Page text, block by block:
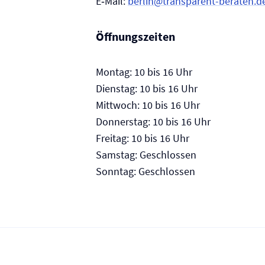
Öffnungszeiten
Montag: 10 bis 16 Uhr
Dienstag: 10 bis 16 Uhr
Mittwoch: 10 bis 16 Uhr
Donnerstag: 10 bis 16 Uhr
Freitag: 10 bis 16 Uhr
Samstag: Geschlossen
Sonntag: Geschlossen